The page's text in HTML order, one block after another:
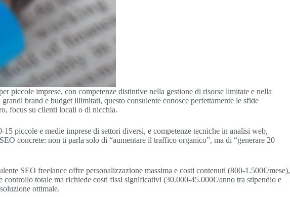
piccole imprese, con competenze distintive nella gestione di risorse limitate e nella
brand e budget illimitati, questo consulente conosce perfettamente le sfide
focus su clienti locali o di nicchia.
piccole e medie imprese di settori diversi, e competenze tecniche in analisi web,
concrete: non ti parla solo di “aumentare il traffico organico”, ma di “generare 20
SEO freelance offre personalizzazione massima e costi contenuti (800-1.500€/mese),
controllo totale ma richiede costi fissi significativi (30.000-45.000€/anno tra stipendio e
ottimale.